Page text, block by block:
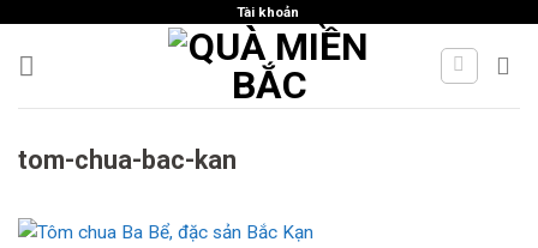
content
Tài khoản
tom-chua-bac-kan